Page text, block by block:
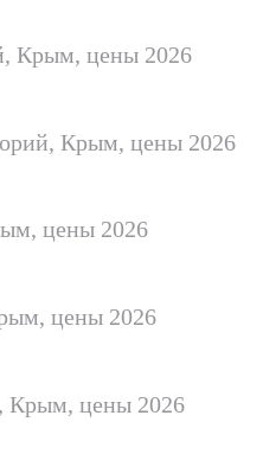
Крым, цены 2026
Крым, цены 2026
цены 2026
цены 2026
Крым, цены 2026